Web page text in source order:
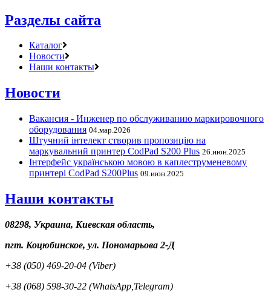
Разделы сайта
Каталог
Новости
Наши контакты
Новости
Вакансия - Инженер по обслуживанию маркировочного
оборудования 04.мар.2026
Штучний інтелект створив пропозицію на
маркувальний принтер CodPad S200 Plus 26.июн.2025
Інтерфейс українською мовою в каплеструменевому
принтері CodPad S200Plus 09.июн.2025
Наши контакты
08298, Украина, Киевская область,
пгт. Коцюбинское, ул. Пономарьова 2-Д
+38 (050) 469-20-04 (Viber)
+38 (068) 598-30-22 (WhatsApp,Telegram)